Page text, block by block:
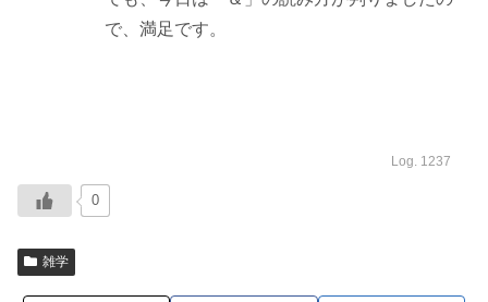
で、満足です。
Log. 1237
0
雑学